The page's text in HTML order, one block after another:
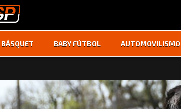
BÁSQUET BABY FÚTBOL AUTOMOVILISMO